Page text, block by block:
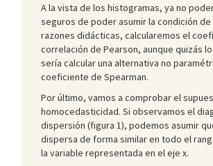
A la vista de los histogramas, ya no
seguros de poder asumir la condición
razones didácticas, calcularemos el
correlación de Pearson, aunque quizás
sería calcular una alternativa no
coeficiente de Spearman.
Por último, vamos a comprobar el
homocedasticidad. Si observamos el
dispersión (figura 1), podemos asumir
dispersa de forma similar en todo el
la variable representada en el eje x.